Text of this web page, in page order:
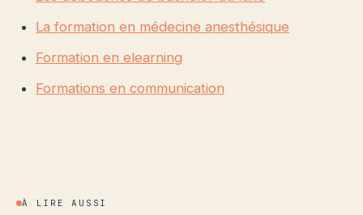
La formation en médecine anesthésique
Formation en elearning
Formations en communication
À LIRE AUSSI